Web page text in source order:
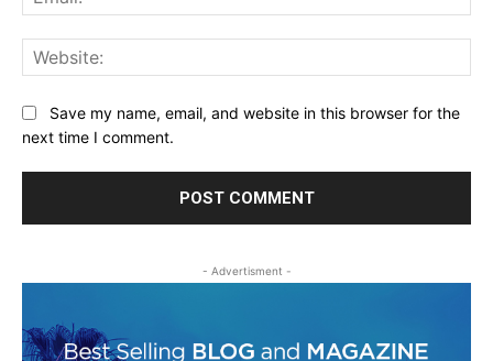
Save my name, email, and website in this browser for the
next time I comment.
- Advertisment -